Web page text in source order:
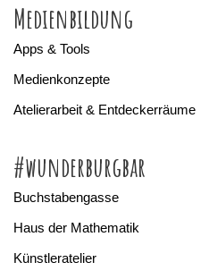
Medienbildung
Apps & Tools
Medienkonzepte
Atelierarbeit & Entdeckerräume
#wunderburgbar
Buchstabengasse
Haus der Mathematik
Künstleratelier